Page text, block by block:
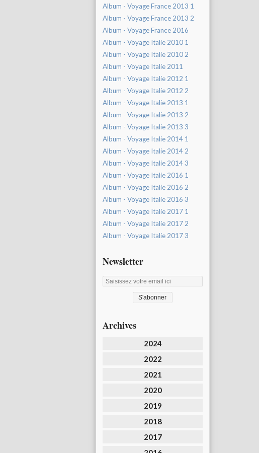
Album - Voyage France 2013 1
Album - Voyage France 2013 2
Album - Voyage France 2016
Album - Voyage Italie 2010 1
Album - Voyage Italie 2010 2
Album - Voyage Italie 2011
Album - Voyage Italie 2012 1
Album - Voyage Italie 2012 2
Album - Voyage Italie 2013 1
Album - Voyage Italie 2013 2
Album - Voyage Italie 2013 3
Album - Voyage Italie 2014 1
Album - Voyage Italie 2014 2
Album - Voyage Italie 2014 3
Album - Voyage Italie 2016 1
Album - Voyage Italie 2016 2
Album - Voyage Italie 2016 3
Album - Voyage Italie 2017 1
Album - Voyage Italie 2017 2
Album - Voyage Italie 2017 3
Newsletter
Archives
2024
2022
2021
2020
2019
2018
2017